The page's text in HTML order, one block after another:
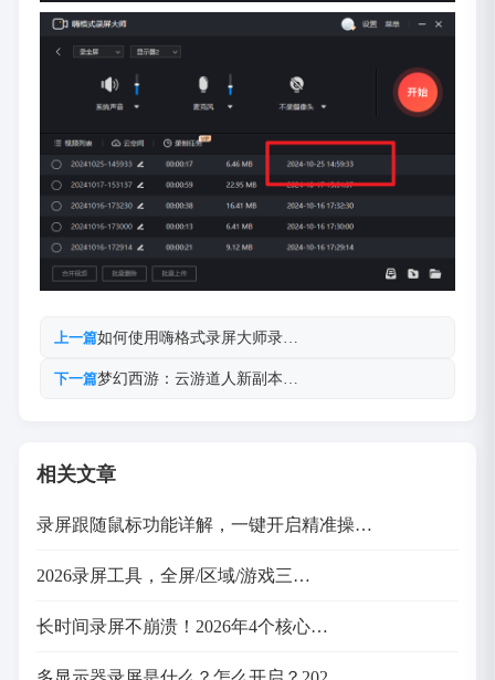
上一篇如何使用嗨格式录屏大师录…
下一篇梦幻西游：云游道人新副本…
相关文章
录屏跟随鼠标功能详解，一键开启精准操…
2026录屏工具，全屏/区域/游戏三…
长时间录屏不崩溃！2026年4个核心…